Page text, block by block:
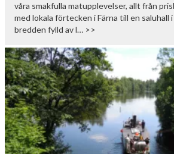
våra smakfulla matupplevelser, allt från
med lokala förtecken i Färna till en saluhall
bredden fylld av l… >>